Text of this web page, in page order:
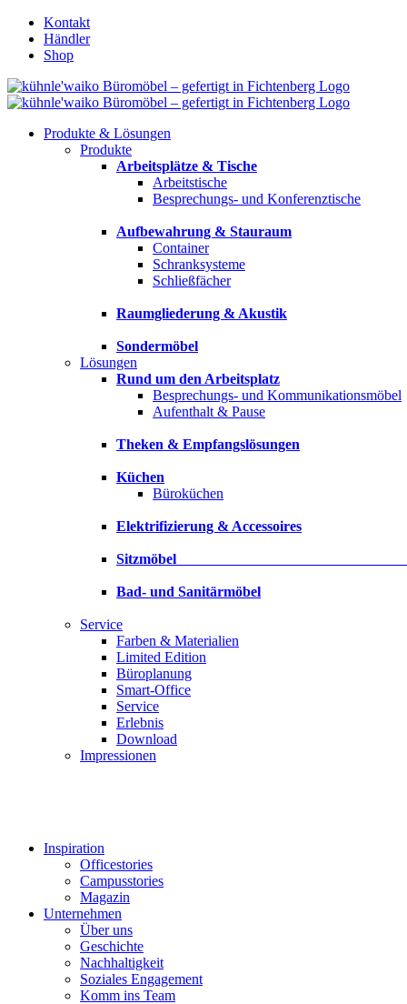
Zum
Inhalt
springen
Kontakt
Händler
Shop
Produkte & Lösungen
Produkte
Arbeitsplätze & Tische
Arbeitstische
Besprechungs- und Konferenztische
Aufbewahrung & Stauraum
Container
Schranksysteme
Schließfächer
Raumgliederung & Akustik
Sondermöbel
Lösungen
Rund um den Arbeitsplatz
Besprechungs- und Kommunikationsmöbel
Aufenthalt & Pause
Theken & Empfangslösungen
Küchen
Büroküchen
Elektrifizierung & Accessoires
Bad- und Sanitärmöbel
Service
Farben & Materialien
Limited Edition
Büroplanung
Smart-Office
Service
Erlebnis
Download
Impressionen
Inspiration
Officestories
Campusstories
Magazin
Unternehmen
Über uns
Geschichte
Nachhaltigkeit
Soziales Engagement
Komm ins Team